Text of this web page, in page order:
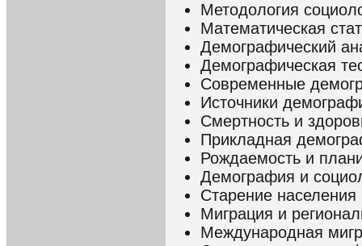
Методология
Математическая
Демографический
Демографическая
Современные
Источники
Смертность и
Прикладная
Рождаемость и
Демография и
Старение населения
Миграция и
Международная